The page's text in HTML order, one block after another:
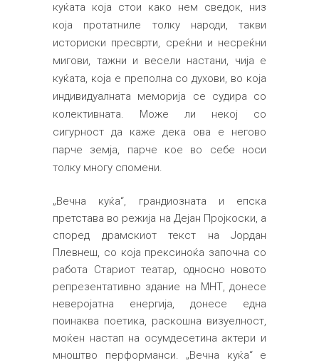
куќата која стои како нем сведок, низ
која протатниле толку народи, такви
историски пресврти, среќни и несреќни
мигови, тажни и весели настани, чија е
куќата, која е преполна со духови, во која
индивидуалната меморија се судира со
колективната. Може ли некој со
сигурност да каже дека ова е негово
парче земја, парче кое во себе носи
толку многу спомени.
„Вечна куќа“, грандиозната и епска
претстава во режија на Дејан Пројкоски, а
според драмскиот текст на Јордан
Плевнеш, со која прексиноќа започна со
работа Стариот театар, односно новото
репрезентативно здание на МНТ, донесе
неверојатна енергија, донесе една
поинаква поетика, раскошна визуелност,
моќен настап на осумдесетина актери и
мноштво перформанси. „Вечна куќа“ е